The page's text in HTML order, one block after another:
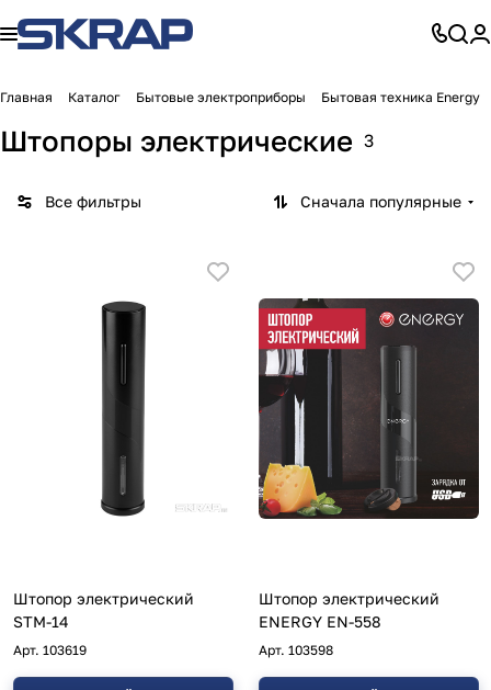
Главная Каталог Бытовые электроприборы Бытовая техника Energy
Штопоры электрические 3
Все фильтры Сначала популярные
Штопор электрический
STM-14
Арт. 103619
Штопор электрический
ENERGY EN-558
Арт. 103598